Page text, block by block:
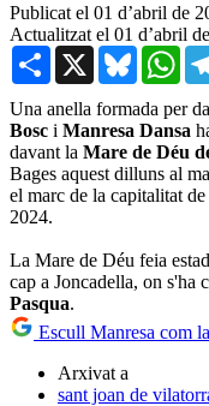
Publicat el 01 d’abril de
Actualitzat el 01 d’abril
Share X Bluesky
Una anella formada per
Bosc i Manresa Dansa
davant la Mare de Déu
Bages aquest dilluns al
el marc de la capitalitat
2024.
La Mare de Déu feia
cap a Joncadella, on s'ha
Pasqua.
Escull Manresa com
Arxivat a
sant joan de